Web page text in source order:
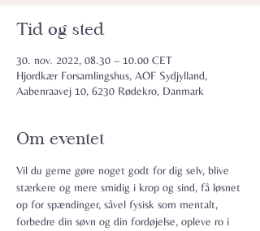
Tid og sted
30. nov. 2022, 08.30 – 10.00 CET
Hjordkær Forsamlingshus, AOF Sydjylland,
Aabenraavej 10, 6230 Rødekro, Danmark
Om eventet
Vil du gerne gøre noget godt for dig selv, blive
stærkere og mere smidig i krop og sind, få løsnet
op for spændinger, såvel fysisk som mentalt,
forbedre din søvn og din fordøjelse, opleve ro i